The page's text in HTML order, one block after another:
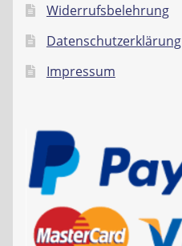
Widerrufsbelehrung
Datenschutzerklärung
Impressum